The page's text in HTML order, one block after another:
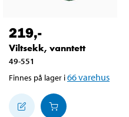
219,-
Viltsekk, vanntett
49-551
Finnes på lager i66varehus